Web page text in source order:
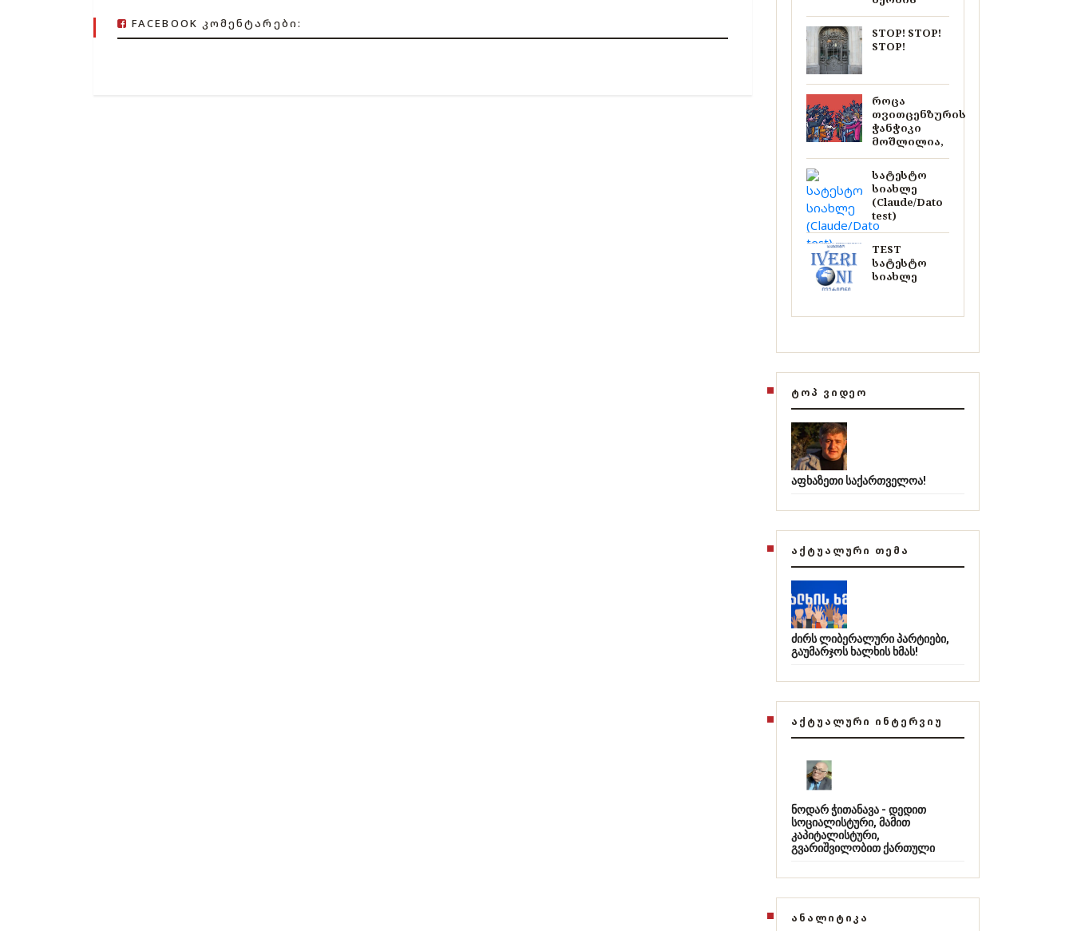
FACEBOOK ᲙᲝᲛᲔᲜᲢᲐᲠᲔᲑᲘ:
STOP! STOP!
STOP!
როცა
თვითცენზურის
ჭანჭიკი
მოშლილია,
სატესტო
სიახლე
(Claude/Dato
test)
TEST
სატესტო
სიახლე
ᲢᲝᲞ ᲕᲘᲓᲔᲝ
აფხაზეთი საქართველოა!
ᲐᲥᲢᲣᲐᲚᲣᲠᲘ ᲗᲔᲛᲐ
ძირს ლიბერალური პარტიები,
გაუმარჯოს ხალხის ხმას!
ᲐᲥᲢᲣᲐᲚᲣᲠᲘ ᲘᲜᲢᲔᲠᲕᲘᲣ
ნოდარ ჭითანავა - დედით
სოციალისტური, მამით
კაპიტალისტური,
გვარიშვილობით ქართული
ᲐᲜᲐᲚᲘᲢᲘᲙᲐ